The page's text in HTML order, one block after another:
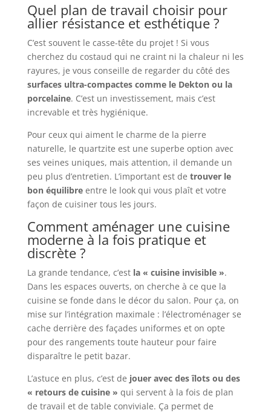
Quel plan de travail choisir pour
allier résistance et esthétique ?
C’est souvent le casse-tête du projet ! Si vous
cherchez du costaud qui ne craint ni la chaleur ni les
rayures, je vous conseille de regarder du côté des
surfaces ultra-compactes comme le Dekton ou la
porcelaine. C’est un investissement, mais c’est
increvable et très hygiénique.
Pour ceux qui aiment le charme de la pierre
naturelle, le quartzite est une superbe option avec
ses veines uniques, mais attention, il demande un
peu plus d’entretien. L’important est de trouver le
bon équilibreentre le look qui vous plaît et votre
façon de cuisiner tous les jours.
Comment aménager une cuisine
moderne à la fois pratique et
discrète ?
La grande tendance, c’est la « cuisine invisible ».
Dans les espaces ouverts, on cherche à ce que la
cuisine se fonde dans le décor du salon. Pour ça, on
mise sur l’intégration maximale : l’électroménager se
cache derrière des façades uniformes et on opte
pour des rangements toute hauteur pour faire
disparaître le petit bazar.
L’astuce en plus, c’est de jouer avec des îlots ou des
« retours de cuisine » qui servent à la fois de plan
de travail et de table conviviale. Ça permet de